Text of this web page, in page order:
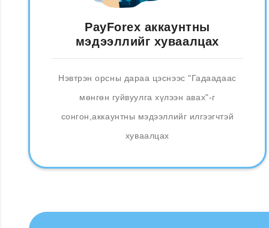
PayForex аккаунтны
мэдээллийг хуваалцах
Нэвтрэн орсны дараа цэснээс "Гадаадаас
мөнгөн гуйвуулга хүлээн авах"-г
сонгон,аккаунтны мэдээллийг илгээгчтэй
хуваалцах